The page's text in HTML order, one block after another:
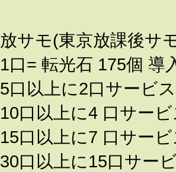
放サモ(東京放課後サ
1口= 転光石 175個 導
5口以上に2口サービ
10口以上に4 口サー
15口以上に7 口サー
30口以上に15口サー